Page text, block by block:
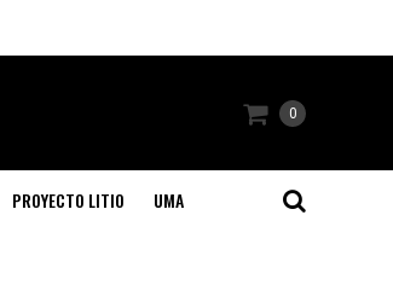
0
PROYECTO LITIO UMA